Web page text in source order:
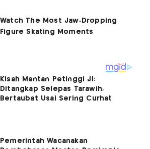
Kisah Mantan Petinggi JI:
Ditangkap Selepas Tarawih,
Bertaubat Usai Sering Curhat
Pemerintah Wacanakan